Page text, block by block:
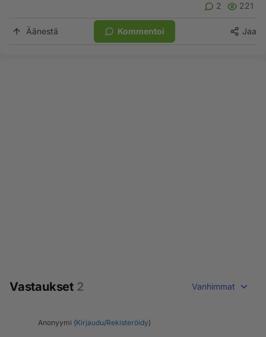
2 221
Äänestä Kommentoi Jaa
Vastaukset 2 Vanhimmat
Anonyymi (Kirjaudu/Rekisteröidy)